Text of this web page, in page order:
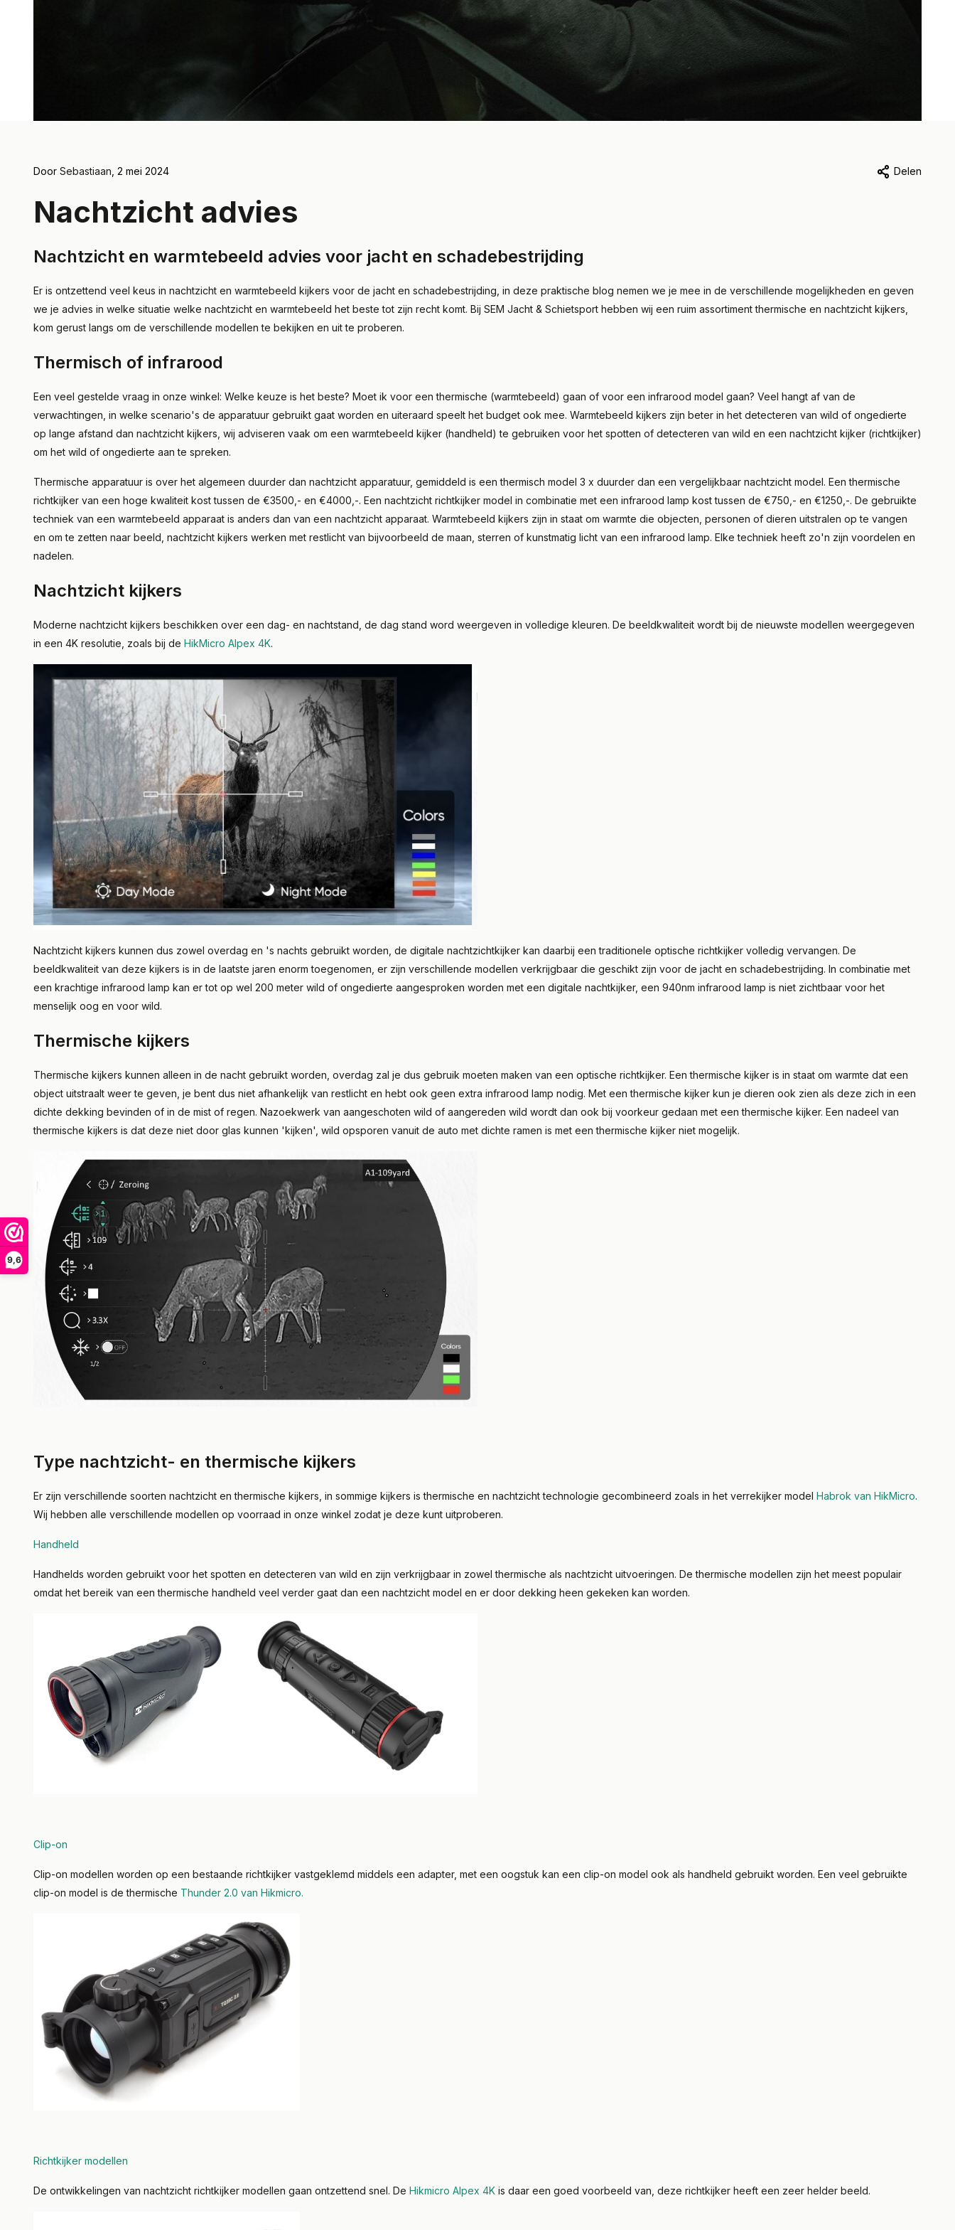
9,6
Door Sebastiaan , 2 mei 2024 Delen
Nachtzicht advies
Nachtzicht en warmtebeeld advies voor jacht en schadebestrijding
Er is ontzettend veel keus in nachtzicht en warmtebeeld kijkers voor de jacht en schadebestrijding, in deze praktische blog nemen we je mee in de verschillende mogelijkheden en geven
we je advies in welke situatie welke nachtzicht en warmtebeeld het beste tot zijn recht komt. Bij SEM Jacht & Schietsport hebben wij een ruim assortiment thermische en nachtzicht kijkers,
kom gerust langs om de verschillende modellen te bekijken en uit te proberen.
Thermisch of infrarood
Een veel gestelde vraag in onze winkel: Welke keuze is het beste? Moet ik voor een thermische (warmtebeeld) gaan of voor een infrarood model gaan? Veel hangt af van de
verwachtingen, in welke scenario's de apparatuur gebruikt gaat worden en uiteraard speelt het budget ook mee. Warmtebeeld kijkers zijn beter in het detecteren van wild of ongedierte
op lange afstand dan nachtzicht kijkers, wij adviseren vaak om een warmtebeeld kijker (handheld) te gebruiken voor het spotten of detecteren van wild en een nachtzicht kijker (richtkijker)
om het wild of ongedierte aan te spreken.
Thermische apparatuur is over het algemeen duurder dan nachtzicht apparatuur, gemiddeld is een thermisch model 3 x duurder dan een vergelijkbaar nachtzicht model. Een thermische
richtkijker van een hoge kwaliteit kost tussen de €3500,- en €4000,-. Een nachtzicht richtkijker model in combinatie met een infrarood lamp kost tussen de €750,- en €1250,-. De gebruikte
techniek van een warmtebeeld apparaat is anders dan van een nachtzicht apparaat. Warmtebeeld kijkers zijn in staat om warmte die objecten, personen of dieren uitstralen op te vangen
en om te zetten naar beeld, nachtzicht kijkers werken met restlicht van bijvoorbeeld de maan, sterren of kunstmatig licht van een infrarood lamp. Elke techniek heeft zo'n zijn voordelen en
nadelen.
Nachtzicht kijkers
Moderne nachtzicht kijkers beschikken over een dag- en nachtstand, de dag stand word weergeven in volledige kleuren. De beeldkwaliteit wordt bij de nieuwste modellen weergegeven
in een 4K resolutie, zoals bij de HikMicro Alpex 4K.
Nachtzicht kijkers kunnen dus zowel overdag en 's nachts gebruikt worden, de digitale nachtzichtkijker kan daarbij een traditionele optische richtkijker volledig vervangen. De
beeldkwaliteit van deze kijkers is in de laatste jaren enorm toegenomen, er zijn verschillende modellen verkrijgbaar die geschikt zijn voor de jacht en schadebestrijding. In combinatie met
een krachtige infrarood lamp kan er tot op wel 200 meter wild of ongedierte aangesproken worden met een digitale nachtkijker, een 940nm infrarood lamp is niet zichtbaar voor het
menselijk oog en voor wild.
Thermische kijkers
Thermische kijkers kunnen alleen in de nacht gebruikt worden, overdag zal je dus gebruik moeten maken van een optische richtkijker. Een thermische kijker is in staat om warmte dat een
object uitstraalt weer te geven, je bent dus niet afhankelijk van restlicht en hebt ook geen extra infrarood lamp nodig. Met een thermische kijker kun je dieren ook zien als deze zich in een
dichte dekking bevinden of in de mist of regen. Nazoekwerk van aangeschoten wild of aangereden wild wordt dan ook bij voorkeur gedaan met een thermische kijker. Een nadeel van
thermische kijkers is dat deze niet door glas kunnen 'kijken', wild opsporen vanuit de auto met dichte ramen is met een thermische kijker niet mogelijk.
Type nachtzicht- en thermische kijkers
Er zijn verschillende soorten nachtzicht en thermische kijkers, in sommige kijkers is thermische en nachtzicht technologie gecombineerd zoals in het verrekijker model Habrok van HikMicro.
Wij hebben alle verschillende modellen op voorraad in onze winkel zodat je deze kunt uitproberen.
Handheld
Handhelds worden gebruikt voor het spotten en detecteren van wild en zijn verkrijgbaar in zowel thermische als nachtzicht uitvoeringen. De thermische modellen zijn het meest populair
omdat het bereik van een thermische handheld veel verder gaat dan een nachtzicht model en er door dekking heen gekeken kan worden.
Clip-on
Clip-on modellen worden op een bestaande richtkijker vastgeklemd middels een adapter, met een oogstuk kan een clip-on model ook als handheld gebruikt worden. Een veel gebruikte
clip-on model is de thermische Thunder 2.0 van Hikmicro.
Richtkijker modellen
De ontwikkelingen van nachtzicht richtkijker modellen gaan ontzettend snel. De Hikmicro Alpex 4K is daar een goed voorbeeld van, deze richtkijker heeft een zeer helder beeld.